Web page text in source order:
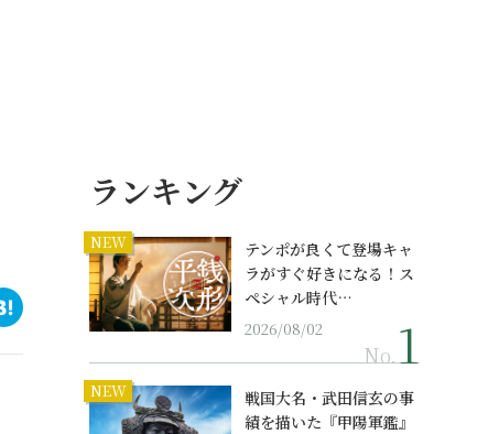
ランキング
NEW
テンポが良くて登場キャ
ラがすぐ好きになる！ス
ペシャル時代…
2026/08/02
No.
NEW
戦国大名・武田信玄の事
績を描いた『甲陽軍鑑』